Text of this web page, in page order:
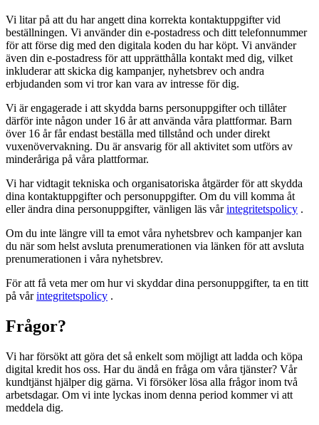
Vi litar på att du har angett dina korrekta kontaktuppgifter vid
beställningen. Vi använder din e-postadress och ditt telefonnummer
för att förse dig med den digitala koden du har köpt. Vi använder
även din e-postadress för att upprätthålla kontakt med dig, vilket
inkluderar att skicka dig kampanjer, nyhetsbrev och andra
erbjudanden som vi tror kan vara av intresse för dig.
Vi är engagerade i att skydda barns personuppgifter och tillåter
därför inte någon under 16 år att använda våra plattformar. Barn
över 16 år får endast beställa med tillstånd och under direkt
vuxenövervakning. Du är ansvarig för all aktivitet som utförs av
minderåriga på våra plattformar.
Vi har vidtagit tekniska och organisatoriska åtgärder för att skydda
dina kontaktuppgifter och personuppgifter. Om du vill komma åt
eller ändra dina personuppgifter, vänligen läs vårintegritetspolicy .
Om du inte längre vill ta emot våra nyhetsbrev och kampanjer kan
du när som helst avsluta prenumerationen via länken för att avsluta
prenumerationen i våra nyhetsbrev.
För att få veta mer om hur vi skyddar dina personuppgifter, ta en titt
på vårintegritetspolicy .
Frågor?
Vi har försökt att göra det så enkelt som möjligt att ladda och köpa
digital kredit hos oss. Har du ändå en fråga om våra tjänster? Vår
kundtjänst hjälper dig gärna. Vi försöker lösa alla frågor inom två
arbetsdagar. Om vi ​​inte lyckas inom denna period kommer vi att
meddela dig.